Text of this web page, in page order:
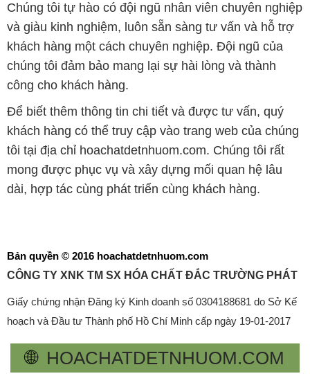
Chúng tôi tự hào có đội ngũ nhân viên chuyên nghiệp
và giàu kinh nghiệm, luôn sẵn sàng tư vấn và hỗ trợ
khách hàng một cách chuyên nghiệp. Đội ngũ của
chúng tôi đảm bảo mang lại sự hài lòng và thành
công cho khách hàng.
Để biết thêm thông tin chi tiết và được tư vấn, quý
khách hàng có thể truy cập vào trang web của chúng
tôi tại địa chỉ hoachatdetnhuom.com. Chúng tôi rất
mong được phục vụ và xây dựng mối quan hệ lâu
dài, hợp tác cùng phát triển cùng khách hàng.
Bản quyền © 2016 hoachatdetnhuom.com
CÔNG TY XNK TM SX HÓA CHẤT ĐẮC TRƯỜNG PHÁT
Giấy chứng nhận Đăng ký Kinh doanh số 0304188681 do Sở Kế
hoạch và Đầu tư Thành phố Hồ Chí Minh cấp ngày 19-01-2017
🌐 HOACHATDETNHUOM.COM